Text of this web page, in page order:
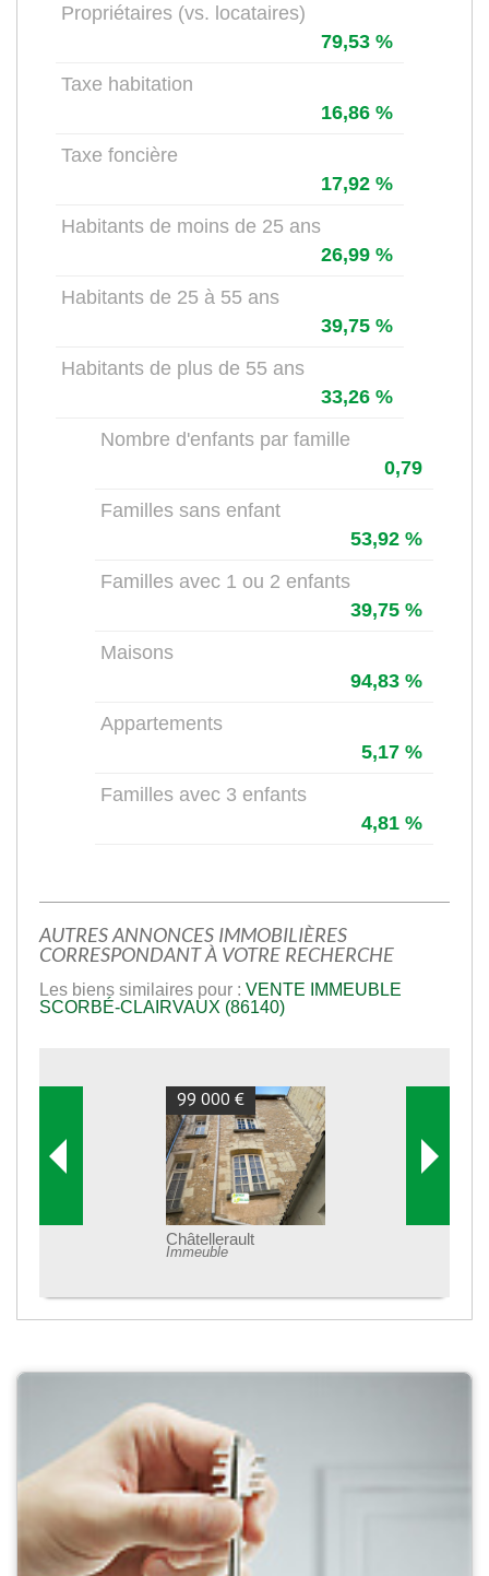
Propriétaires (vs. locataires)
79,53 %
Taxe habitation
16,86 %
Taxe foncière
17,92 %
Habitants de moins de 25 ans
26,99 %
Habitants de 25 à 55 ans
39,75 %
Habitants de plus de 55 ans
33,26 %
Nombre d'enfants par famille
0,79
Familles sans enfant
53,92 %
Familles avec 1 ou 2 enfants
39,75 %
Maisons
94,83 %
Appartements
5,17 %
Familles avec 3 enfants
4,81 %
AUTRES ANNONCES IMMOBILIÈRES
CORRESPONDANT À VOTRE RECHERCHE
Les biens similaires pour : VENTE IMMEUBLE
SCORBÉ-CLAIRVAUX (86140)
99 000 €
Châtellerault
Immeuble